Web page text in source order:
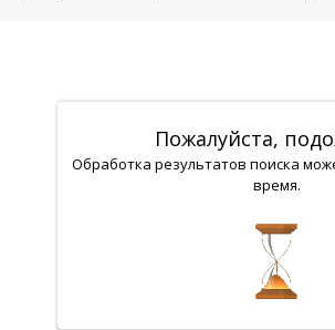
Пожалуйста,
Обработка результатов поиска
время.